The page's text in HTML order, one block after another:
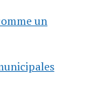
un